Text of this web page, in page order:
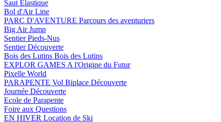
Saut Élastique
Bol d'Air Line
PARC D'AVENTURE Parcours des aventuriers
Big Air Jump
Sentier Pieds-Nus
Sentier Découverte
Bois des Lutins Bois des Lutins
EXPLOR GAMES A l'Origine du Futur
Pixelle World
PARAPENTE Vol Biplace Découverte
Journée Découverte
Ecole de Parapente
Foire aux Questions
EN HIVER Location de Ski